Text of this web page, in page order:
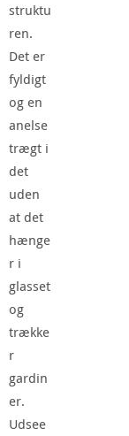
struktu
ren.
Det er
fyldigt
og en
anelse
trægt i
det
uden
at det
hænge
r i
glasset
og
trække
r
gardin
er.
Udsee